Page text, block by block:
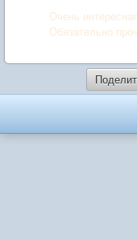
Очень
Обязательно